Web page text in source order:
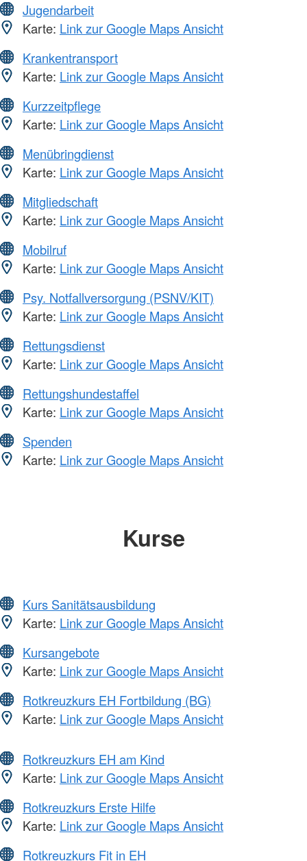
Jugendarbeit
Karte: Link zur Google Maps Ansicht
Krankentransport
Karte: Link zur Google Maps Ansicht
Kurzzeitpflege
Karte: Link zur Google Maps Ansicht
Menübringdienst
Karte: Link zur Google Maps Ansicht
Mitgliedschaft
Karte: Link zur Google Maps Ansicht
Mobilruf
Karte: Link zur Google Maps Ansicht
Psy. Notfallversorgung (PSNV/KIT)
Karte: Link zur Google Maps Ansicht
Rettungsdienst
Karte: Link zur Google Maps Ansicht
Rettungshundestaffel
Karte: Link zur Google Maps Ansicht
Spenden
Karte: Link zur Google Maps Ansicht
Kurse
Kurs Sanitätsausbildung
Karte: Link zur Google Maps Ansicht
Kursangebote
Karte: Link zur Google Maps Ansicht
Rotkreuzkurs EH Fortbildung (BG)
Karte: Link zur Google Maps Ansicht
Rotkreuzkurs EH am Kind
Karte: Link zur Google Maps Ansicht
Rotkreuzkurs Erste Hilfe
Karte: Link zur Google Maps Ansicht
Rotkreuzkurs Fit in EH